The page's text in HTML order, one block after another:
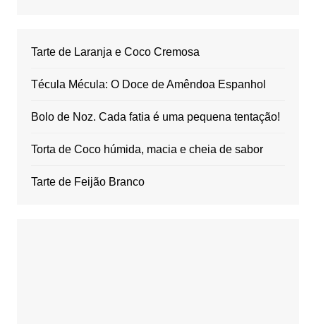
Tarte de Laranja e Coco Cremosa
Técula Mécula: O Doce de Amêndoa Espanhol
Bolo de Noz. Cada fatia é uma pequena tentação!
Torta de Coco húmida, macia e cheia de sabor
Tarte de Feijão Branco